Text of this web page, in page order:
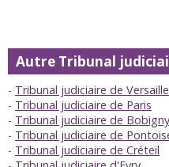
Autre Tribunal
Tribunal judiciaire de
Tribunal judiciaire de Paris
Tribunal judiciaire de Bobigny
Tribunal judiciaire de
Tribunal judiciaire de Créteil